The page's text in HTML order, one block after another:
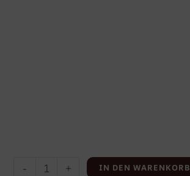
- + IN DEN WARENKORB